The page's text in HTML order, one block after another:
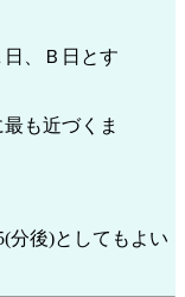
、Ｂ日とす
も近づくま
分後)としてもよい